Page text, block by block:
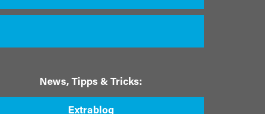
News, Tipps & Tricks:
Extrablog